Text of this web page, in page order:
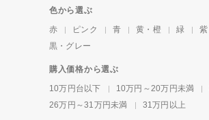
色から選ぶ
赤
ピンク 青 黄・橙 緑 紫
黒・グレー
購入価格から選ぶ
10万円台以下
10万円～20万円未満
26万円～31万円未満
31万円以上